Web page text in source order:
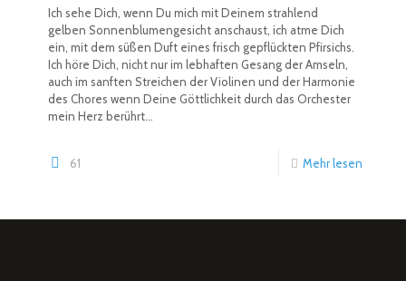
Ich sehe Dich, wenn Du mich mit Deinem strahlend
gelben Sonnenblumengesicht anschaust, ich atme Dich
ein, mit dem süßen Duft eines frisch gepflückten Pfirsichs.
Ich höre Dich, nicht nur im lebhaften Gesang der Amseln,
auch im sanften Streichen der Violinen und der Harmonie
des Chores wenn Deine Göttlichkeit durch das Orchester
mein Herz berührt...
61 Mehr lesen